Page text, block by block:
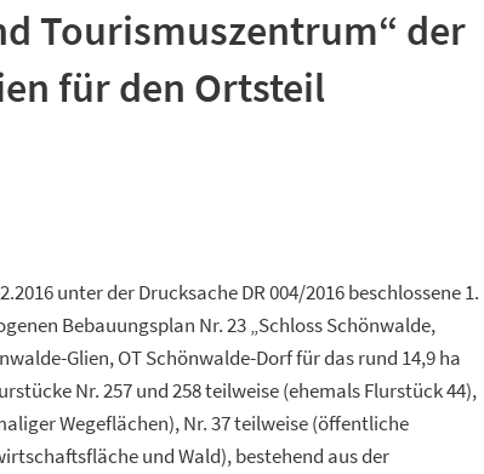
Tourismuszentrum“ der
für den Ortsteil
unter der Drucksache DR 004/2016 beschlossene 1.
Bebauungsplan Nr. 23 „Schloss Schönwalde,
Glien, OT Schönwalde-Dorf für das rund 14,9 ha
Nr. 257 und 258 teilweise (ehemals Flurstück 44),
Wegeflächen), Nr. 37 teilweise (öffentliche
und Wald), bestehend aus der